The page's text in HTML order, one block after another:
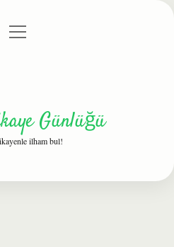
Politikası
menüyü
Günlüğü
ilham bul!